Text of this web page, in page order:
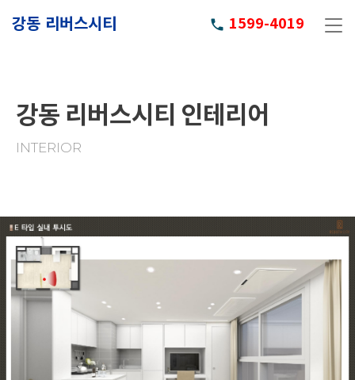
강동 리버스시티 phone 1599-4019
강동 리버스시티 인테리어
INTERIOR